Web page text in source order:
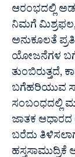
ಆರಂಭದಲ್ಲಿ
ನಿಮಗೆ ಮಿಶ್ರಫಲ,
ಅನುಕೂಲತೆ
ಯೋಜನೆಗಳ ಬಗ್ಗೆ
ತುಂಬಿರುತ್ತದೆ,
ಬಗೆಹರಿಯುವ
ಸಂಬಂಧದಲ್ಲಿ
ಜಾತಕ
ಬರೆದು